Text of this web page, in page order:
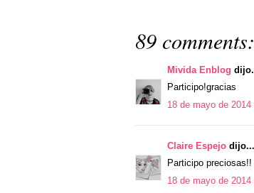
89 comments:
Mivida Enblog
Participo!gracias
18 de mayo de
Claire Espejo dijo...
Participo
18 de mayo de 2014